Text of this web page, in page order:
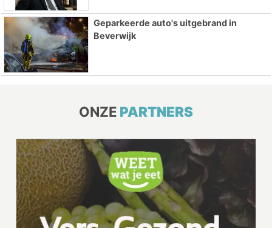
Geparkeerde auto's uitgebrand in
Beverwijk
ONZE PARTNERS